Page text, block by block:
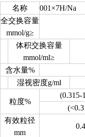
名称
001×7H/
全交换容量
mmol/g≥
体积交换容量
mmol/ml≥
含水量%
湿视密度g/ml
粒度%
(0.315-
有效粒径
mm